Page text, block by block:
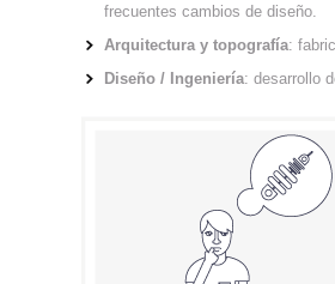
frecuentes cambios de diseño.
Arquitectura y topografía:
Diseño / Ingeniería: desarrollo